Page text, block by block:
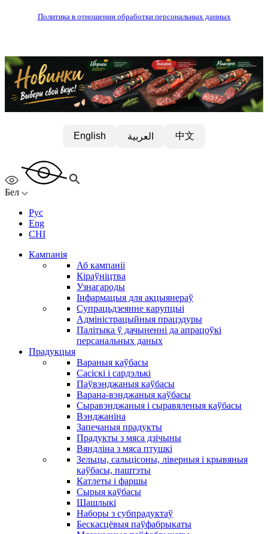
Политика в отношении обработки персональных данных
English العربية 中文
Бел
Рус
Eng
CHI
Кампанія
Аб кампаніі
Кіраўніцтва
Узнагароды
Інфармацыя для акцыянераў
Супрацьдзеянне карупцыі
Адміністрацыйныя працэдуры
Палітыка ў дачыненні да апрацоўкі
персанальных даных
Прадукцыя
Вараныя каўбасы
Сасіскі і сардэлькі
Паўвэнджаныя каўбасы
Варана-вэнджаныя каўбасы
Сыравэнджаныя і сыравяленыя каўбасы
Вэнджаніна
Запечаныя прадукты
Прадукты з мяса дзічыны
Вяндліна з мяса птушкі
Зельцы, сальцісоны, ліверныя і крывяныя
каўбасы, паштэты
Катлеты і фаршы
Сырыя каўбасы
Шашлыкі
Наборы з субпрадуктаў
Бескасцёвыя паўфабрыкаты